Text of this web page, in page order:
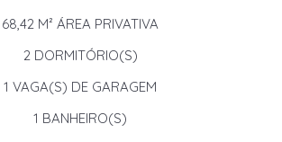
68,42 M² ÁREA PRIVATIVA
2DORMITÓRIO(S)
1 VAGA(S) DE GARAGEM
1 BANHEIRO(S)